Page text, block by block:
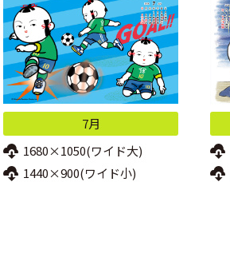
7月
1680×1050(ワイド大)
1440×900(ワイド小)